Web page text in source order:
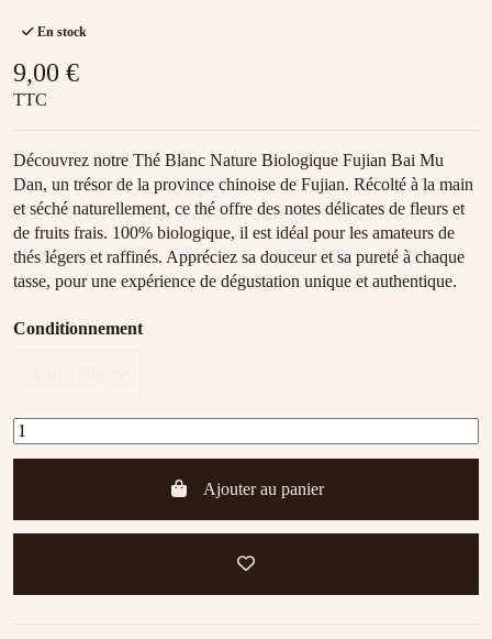
En stock
9,00 €
TTC
Découvrez notre Thé Blanc Nature Biologique Fujian Bai Mu
Dan, un trésor de la province chinoise de Fujian. Récolté à la main
et séché naturellement, ce thé offre des notes délicates de fleurs et
de fruits frais. 100% biologique, il est idéal pour les amateurs de
thés légers et raffinés. Appréciez sa douceur et sa pureté à chaque
tasse, pour une expérience de dégustation unique et authentique.
Conditionnement
Ajouter au panier